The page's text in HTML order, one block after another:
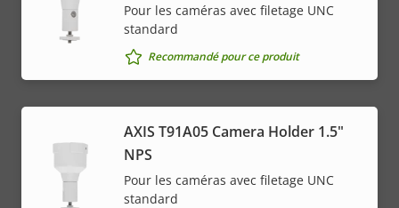
Pour les caméras avec filetage UNC
standard
Recommandé pour ce produit
AXIS T91A05 Camera Holder 1.5"
NPS
Pour les caméras avec filetage UNC
standard